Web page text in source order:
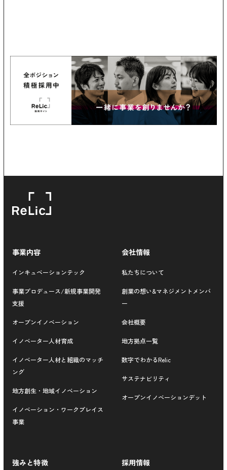
事業内容
インキュベーションテック
事業プロデュース/新規事業開発
支援
オープンイノベーション
イノベーター人材育成
イノベーター人材と組織のマッチ
ング
地方創生・地域イノベーション
イノベーション・ワークプレイス
事業
強みと特徴
会社情報
私たちについて
創業の想い&マネジメントメンバ
ー
会社概要
地方拠点一覧
数字でわかるRelic
サステナビリティ
オープンイノベーションデット
採用情報